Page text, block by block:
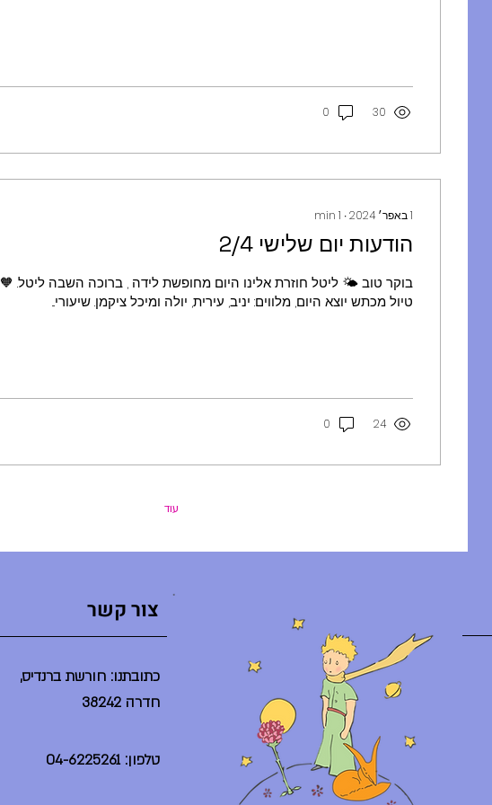
30
0
1 באפר׳ 2024 ∙
1
min
הודעות יום שלישי 2/4
בוקר טוב 🌤 ליטל חוזרת אלינו היום מחופשת לידה , ברוכה השבה ליטל. 🧡
טיול מכתש יוצא היום, מלווים: יניב, עירית, יולה ומיכל ציקמן. שיעורי...
24
0
עוד
צור קשר
כתובתנו: חורשת ברנדיס,
חדרה 38242
טלפון: 04-6225261